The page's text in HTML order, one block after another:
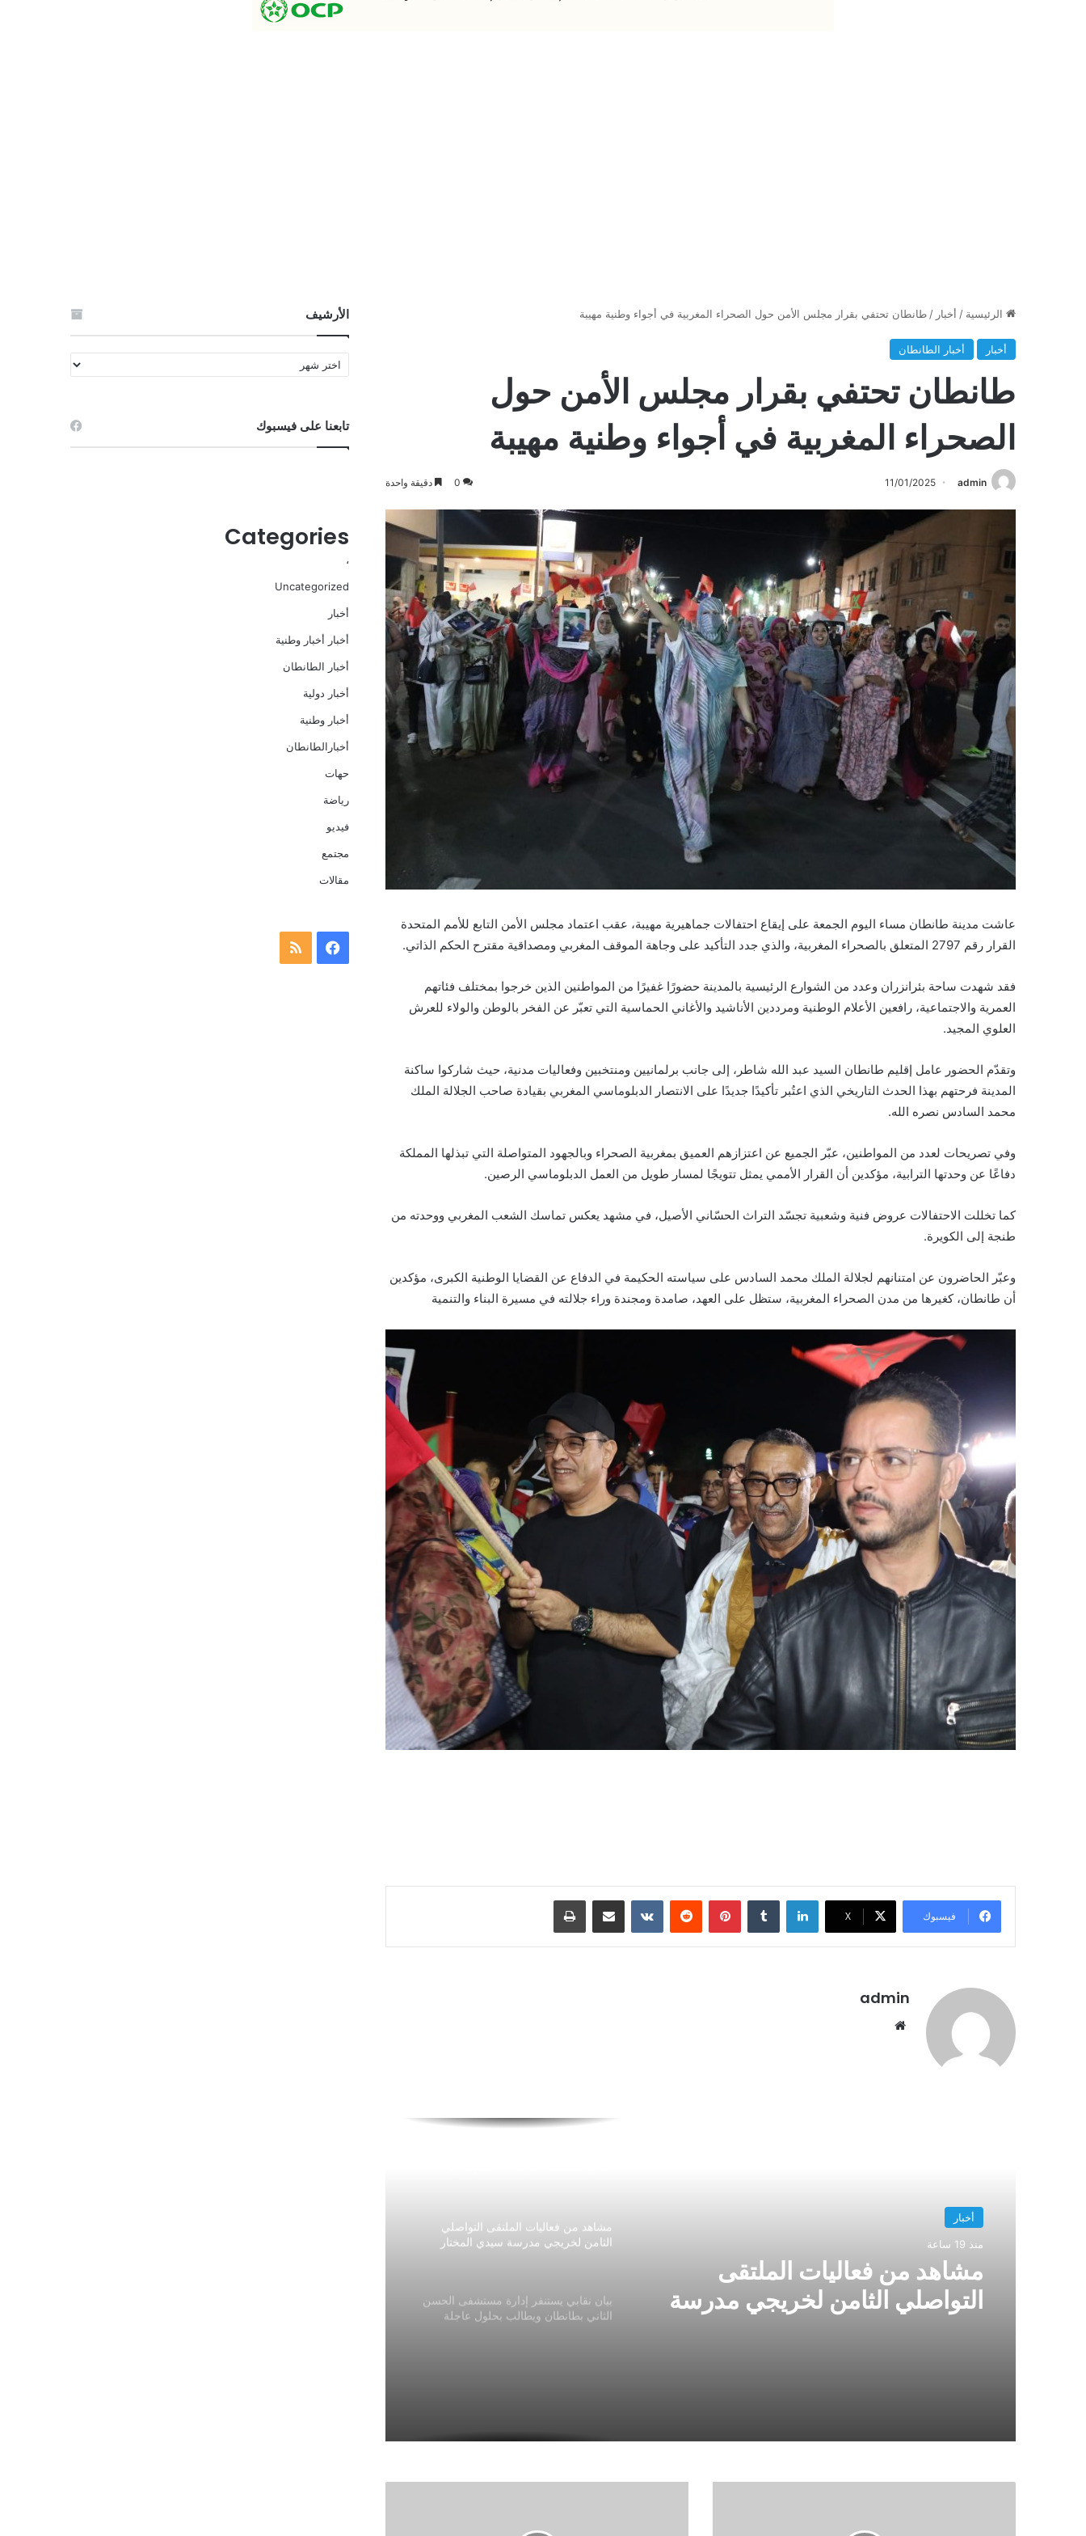
الرئيسية / أخبار / طانطان تحتفي بقرار مجلس الأمن حول الصحراء المغربية في أجواء وطنية مهيبة
أخبار أخبار الطانطان
طانطان تحتفي بقرار مجلس الأمن حول
الصحراء المغربية في أجواء وطنية مهيبة
admin
11/01/2025
0 دقيقة واحدة
عاشت مدينة طانطان مساء اليوم الجمعة على إيقاع احتفالات جماهيرية مهيبة، عقب اعتماد مجلس الأمن التابع للأمم المتحدة
القرار رقم 2797 المتعلق بالصحراء المغربية، والذي جدد التأكيد على وجاهة الموقف المغربي ومصداقية مقترح الحكم الذاتي.
فقد شهدت ساحة بئرانزران وعدد من الشوارع الرئيسية بالمدينة حضورًا غفيرًا من المواطنين الذين خرجوا بمختلف فئاتهم
العمرية والاجتماعية، رافعين الأعلام الوطنية ومرددين الأناشيد والأغاني الحماسية التي تعبّر عن الفخر بالوطن والولاء للعرش
العلوي المجيد.
وتقدّم الحضور عامل إقليم طانطان السيد عبد الله شاطر، إلى جانب برلمانيين ومنتخبين وفعاليات مدنية، حيث شاركوا ساكنة
المدينة فرحتهم بهذا الحدث التاريخي الذي اعتُبر تأكيدًا جديدًا على الانتصار الدبلوماسي المغربي بقيادة صاحب الجلالة الملك
محمد السادس نصره الله.
وفي تصريحات لعدد من المواطنين، عبّر الجميع عن اعتزازهم العميق بمغربية الصحراء وبالجهود المتواصلة التي تبذلها المملكة
دفاعًا عن وحدتها الترابية، مؤكدين أن القرار الأممي يمثل تتويجًا لمسار طويل من العمل الدبلوماسي الرصين.
كما تخللت الاحتفالات عروض فنية وشعبية تجسّد التراث الحسّاني الأصيل، في مشهد يعكس تماسك الشعب المغربي ووحدته من
طنجة إلى الكويرة.
وعبّر الحاضرون عن امتنانهم لجلالة الملك محمد السادس على سياسته الحكيمة في الدفاع عن القضايا الوطنية الكبرى، مؤكدين
أن طانطان، كغيرها من مدن الصحراء المغربية، ستظل على العهد، صامدة ومجندة وراء جلالته في مسيرة البناء والتنمية
فيسبوك X
لينكدإن بينتيريست مشاركة عبر البريد طباعة
admin
أخبار
منذ 19 ساعة
مشاهد من فعاليات الملتقى
التواصلي الثامن لخريجي مدرسة
مشاهد من فعاليات الملتقى التواصلي
الثامن لخريجي مدرسة سيدي المختار
بيان نقابي يستنفر إدارة مستشفى الحسن
الثاني بطانطان ويطالب بحلول عاجلة
الأرشيف
الأرشيف
تابعنا على فيسبوك
Categories
،
Uncategorized
أخبار
أخبار أخبار وطنية
أخبار الطانطان
أخبار دولية
أخبار وطنية
أخبارالطانطان
حهات
رياضة
فيديو
مجتمع
مقالات
فيسبوكملخص